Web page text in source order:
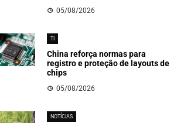
05/08/2026
TI
China reforça normas para
registro e proteção de layouts de
chips
05/08/2026
NOTÍCIAS